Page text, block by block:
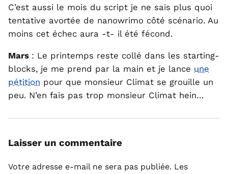
C’est aussi le mois du script je ne sais plus quoi
tentative avortée de nanowrimo côté scénario. Au
moins cet échec aura -t- il été fécond.
Mars : Le printemps reste collé dans les starting-
blocks, je me prend par la main et je lance une
pétition pour que monsieur Climat se grouille un
peu. N’en fais pas trop monsieur Climat hein…
Laisser un commentaire
Votre adresse e-mail ne sera pas publiée. Les